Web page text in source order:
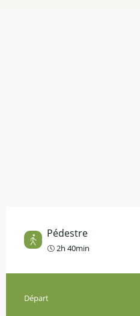
Pédestre
2h 40min
Informations pratiques
Départ